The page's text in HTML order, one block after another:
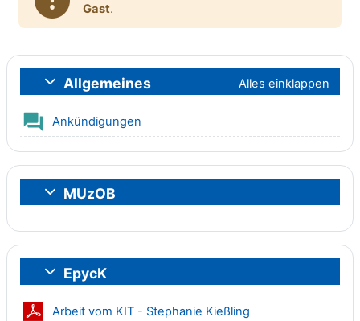
Gast.
Abschnittsübersicht
Einklappen
Allgemeines Alles einklappen
Ankündigungen
Einklappen
MUzOB
Einklappen
EpycK
Arbeit vom KIT - Stephanie Kießling